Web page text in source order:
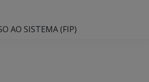
AO SISTEMA (FIP)